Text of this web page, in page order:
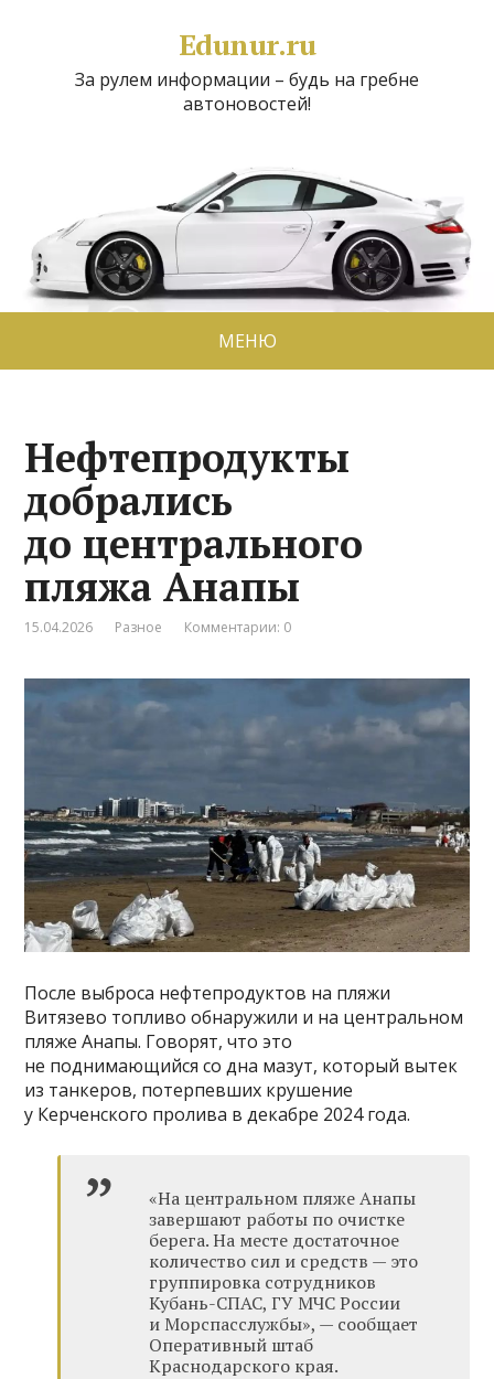
Edunur.ru
За рулем информации – будь на гребне
автоновостей!
МЕНЮ
Нефтепродукты
добрались
до центрального
пляжа Анапы
15.04.2026 Разное Комментарии: 0
После выброса нефтепродуктов на пляжи
Витязево топливо обнаружили и на центральном
пляже Анапы. Говорят, что это
не поднимающийся со дна мазут, который вытек
из танкеров, потерпевших крушение
у Керченского пролива в декабре 2024 года.
«На центральном пляже Анапы
завершают работы по очистке
берега. На месте достаточное
количество сил и средств — это
группировка сотрудников
Кубань-СПАС, ГУ МЧС России
и Морспасслужбы», — сообщает
Оперативный штаб
Краснодарского края.